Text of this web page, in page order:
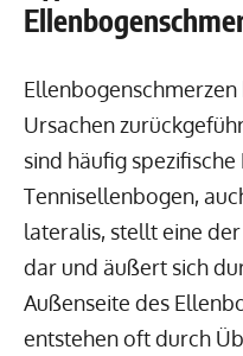
Ursachen
sind häufig
Tennisellenbogen,
lateralis, stellt eine
dar und äußert sich
Außenseite des
entstehen oft durch